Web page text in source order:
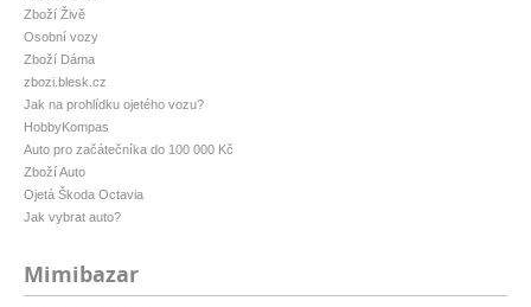
Zboží Živě
Osobní vozy
Zboží Dáma
zbozi.blesk.cz
Jak na prohlídku ojetého vozu?
HobbyKompas
Auto pro začátečníka do 100 000 Kč
Zboží Auto
Ojetá Škoda Octavia
Jak vybrat auto?
Mimibazar